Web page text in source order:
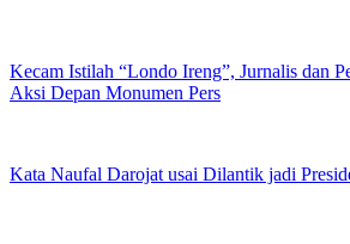
Kecam Istilah “Londo Ireng”, Jurnalis dan
Aksi Depan Monumen Pers
Kata Naufal Darojat usai Dilantik jadi